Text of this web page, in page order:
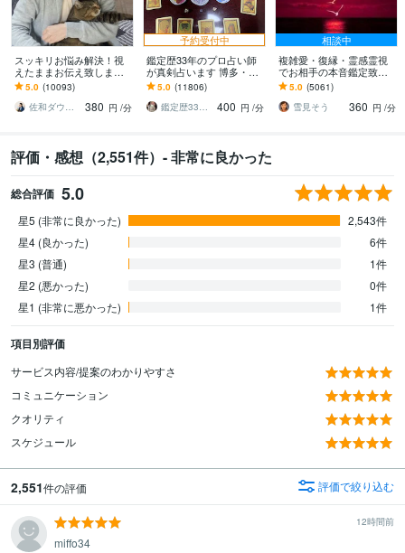
スッキリお悩み解決！視
えたままお伝え致します
恋愛、結婚、人間関係、
仕事、人生、ペットの気
持ち等◎祈願付き
5.0 (10093)
佐和ダウジング＆スピリットメンター
380 円 /分
予約受付中
鑑定歴33年のプロ占い師
が真剣占います 博多・廓
屋の純血統占い祈願師
雷鳥
5.0 (11806)
鑑定歴33年のプロ占い師 雷鳥
400 円 /分
相談中
複雑愛・復縁・霊感霊視
でお相手の本音鑑定致し
ます 降りて来た言葉をそ
のままお伝えします。
5.0 (5061)
雪見そう
360 円 /分
評価・感想（2,551件）- 非常に良かった
総合評価 5.0
星5 (非常に良かった)
2,543件
星4 (良かった)
6件
星3 (普通)
1件
星2 (悪かった)
0件
星1 (非常に悪かった)
1件
項目別評価
サービス内容/提案のわかりやすさ
コミュニケーション
クオリティ
スケジュール
2,551件の評価 評価で絞り込む
12時間前
miffo34